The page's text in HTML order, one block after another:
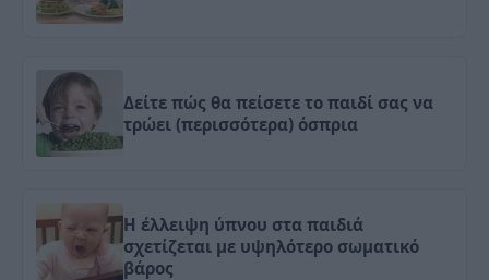
Δείτε πώς θα πείσετε το παιδί σας να
τρώει (περισσότερα) όσπρια
Η έλλειψη ύπνου στα παιδιά
σχετίζεται με υψηλότερο σωματικό
βάρος